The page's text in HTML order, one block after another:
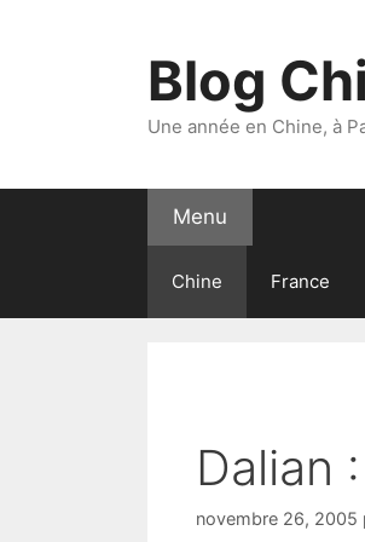
Blog
Une année en Chine, à
Menu
Chine France
Dalian
novembre 26, 2005